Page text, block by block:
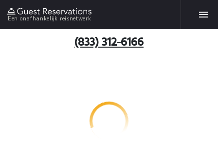
Een onafhankelijk reisnetwerk
(833) 312-6166